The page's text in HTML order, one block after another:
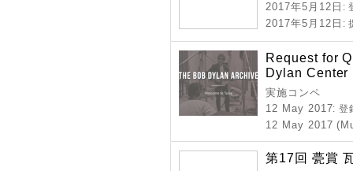
2017年5月12日 :
2017年5月12日 :
Request for
Dylan Center
実施コンペ
12 May 2017: 登
12 May 2017
第17回 甍賞